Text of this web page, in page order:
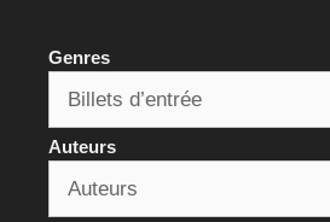
Genres
Auteurs